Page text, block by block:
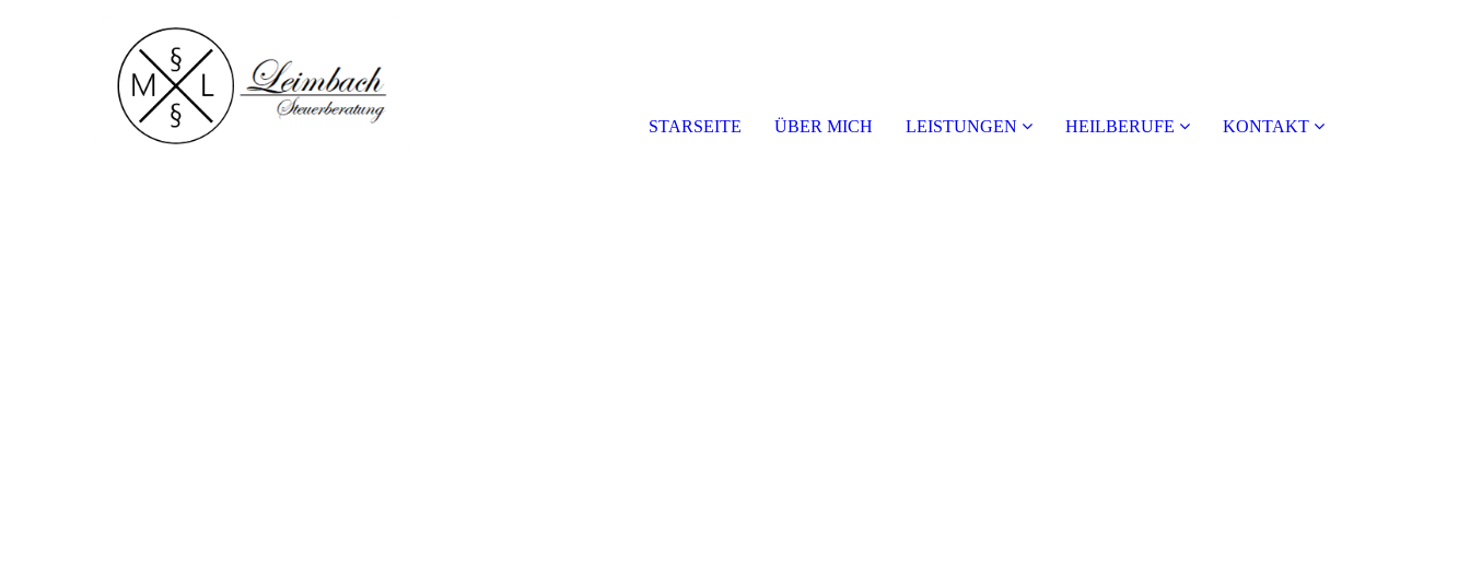
STARSEITE ÜBER MICH LEISTUNGEN HEILBERUFE KONTAKT